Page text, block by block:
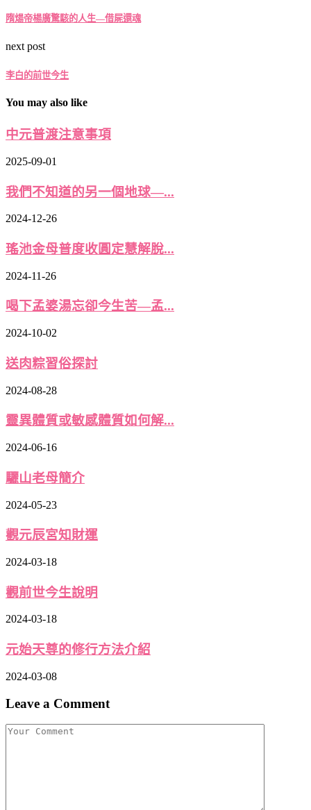
隋煬帝楊廣驚駭的人生—借屍還魂
next post
李白的前世今生
You may also like
中元普渡注意事項
2025-09-01
我們不知道的另一個地球—...
2024-12-26
瑤池金母普度收圓定慧解脫...
2024-11-26
喝下孟婆湯忘卻今生苦—孟...
2024-10-02
送肉粽習俗探討
2024-08-28
靈異體質或敏感體質如何解...
2024-06-16
驪山老母簡介
2024-05-23
觀元辰宮知財運
2024-03-18
觀前世今生說明
2024-03-18
元始天尊的修行方法介紹
2024-03-08
Leave a Comment